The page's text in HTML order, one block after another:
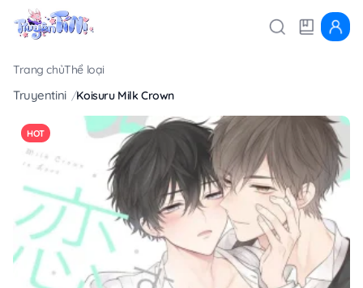
Trang chủThể loại
Truyentini Koisuru Milk Crown
HOT